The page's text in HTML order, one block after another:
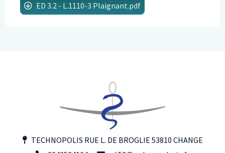
ED 3.2 - L.1110-3 Plaignant.pdf
TECHNOPOLIS RUE L. DE BROGLIE 53810 CHANGE